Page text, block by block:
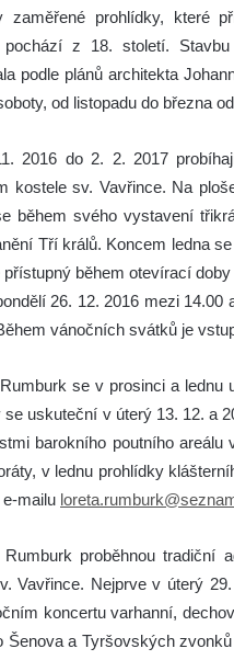
zaměřené prohlídky, které
pochází z 18. století.
podle plánů architekta
od listopadu do března
2016 do 2. 2. 2017
kostele sv. Vavřince. Na
během svého vystavení
Tří králů. Koncem ledna
přístupný během otevírací
26. 12. 2016 mezi 14.00
vánočních svátků je
se v prosinci a
se uskuteční v úterý 13. 12. a
barokního poutního
v lednu prohlídky
mailu
proběhnou tradiční
Vavřince. Nejprve v úterý
koncertu varhanní,
Šenova a Tyršovských